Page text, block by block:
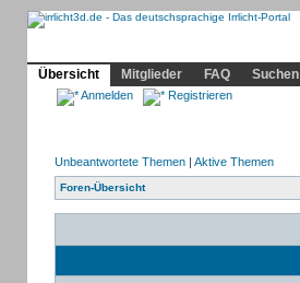
Übersicht
Mitglieder FAQ Suchen
Anmelden Registrieren
Unbeantwortete Themen| Aktive Themen
Foren-Übersicht